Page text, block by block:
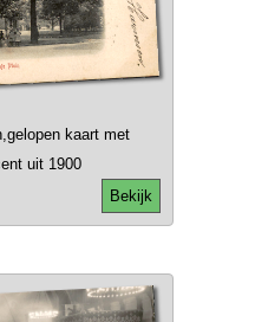
kaart met
uit 1900
Bekijk